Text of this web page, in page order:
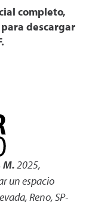
completo,
descargar
M.2025,
un espacio
Reno, SP-